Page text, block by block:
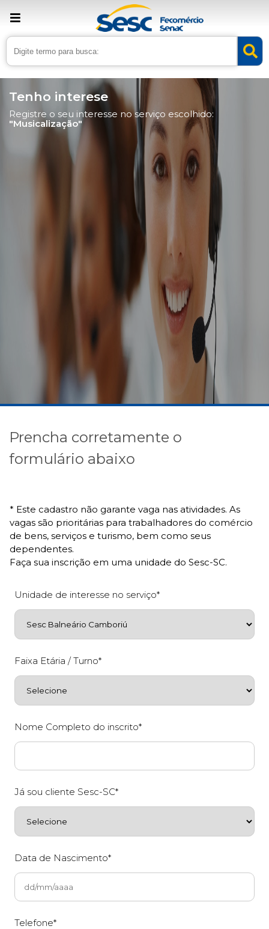
Tenho interese
Registre o seu interesse no serviço escolhido:
"Musicalização"
Prencha corretamente o
formulário abaixo
* Este cadastro não garante vaga nas atividades. As
vagas são prioritárias para trabalhadores do comércio
de bens, serviços e turismo, bem como seus
dependentes.
Faça sua inscrição em uma unidade do Sesc-SC.
Unidade de interesse no serviço*
Faixa Etária / Turno*
Nome Completo do inscrito*
Já sou cliente Sesc-SC*
Data de Nascimento*
Telefone*